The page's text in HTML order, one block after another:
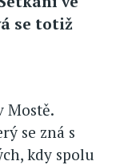
se totiž
Mostě.
se zná s
kdy spolu